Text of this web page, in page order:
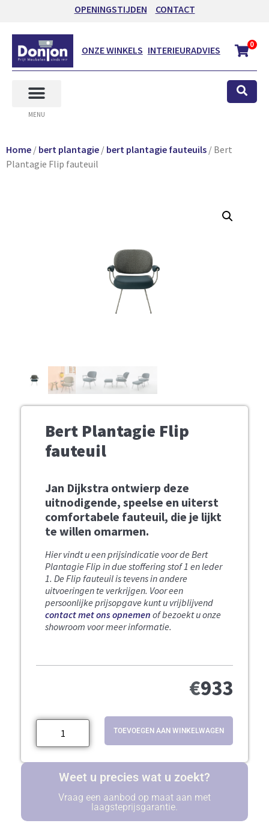
OPENINGSTIJDEN CONTACT
ONZE WINKELS INTERIEURADVIES 0
MENU
Home / bert plantagie / bert plantagie fauteuils / Bert
Plantagie Flip fauteuil
Bert Plantagie Flip
fauteuil
Jan Dijkstra ontwierp deze
uitnodigende, speelse en uiterst
comfortabele fauteuil, die je lijkt
te willen omarmen.
Hier vindt u een prijsindicatie voor de Bert
Plantagie Flip in due stoffering stof 1 en leder
1. De Flip fauteuil is tevens in andere
uitvoeringen te verkrijgen. Voor een
persoonlijke prijsopgave kunt u vrijblijvend
contact met ons opnemen of bezoekt u onze
showroom voor meer informatie.
€933
TOEVOEGEN AAN WINKELWAGEN
Weet u precies wat u zoekt?
Vraag een aanbod op maat aan met
laagsteprijsgarantie.